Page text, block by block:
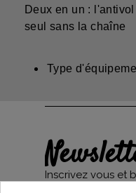
Deux en un :
seul sans la chaîne
Type
Inscrivez vous et